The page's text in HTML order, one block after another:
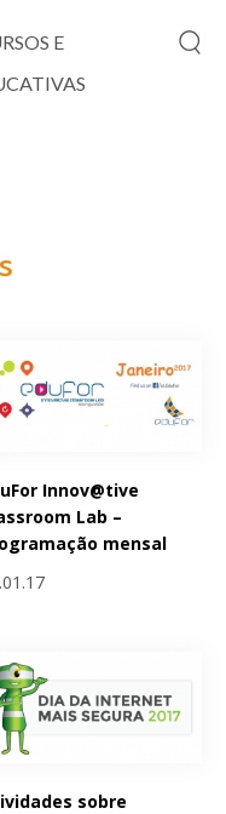
E
Innov@tive
Lab –
mensal
sobre